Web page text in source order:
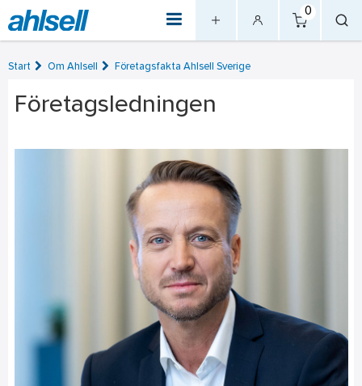
0
Start Om Ahlsell Företagsfakta Ahlsell Sverige
Företagsledningen